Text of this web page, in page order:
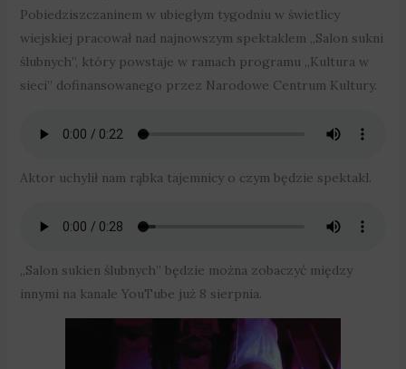
Pobiedziszczaninem w ubiegłym tygodniu w świetlicy
wiejskiej pracował nad najnowszym spektaklem „Salon sukni
ślubnych”, który powstaje w ramach programu „Kultura w
sieci” dofinansowanego przez Narodowe Centrum Kultury.
Aktor uchylił nam rąbka tajemnicy o czym będzie spektakl.
„Salon sukien ślubnych” będzie można zobaczyć między
innymi na kanale YouTube już 8 sierpnia.